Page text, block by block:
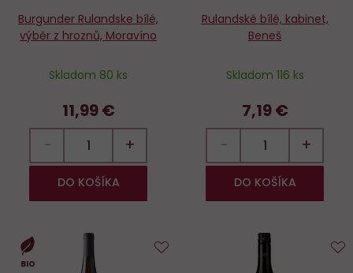
Burgunder Rulandske bílé,
výběr z hroznů, Moravíno
Skladom 80 ks
11,99 €
− +
DO KOŠÍKA
Rulandské bílé, kabinet,
Beneš
Skladom 116 ks
7,19 €
− +
DO KOŠÍKA
BIO